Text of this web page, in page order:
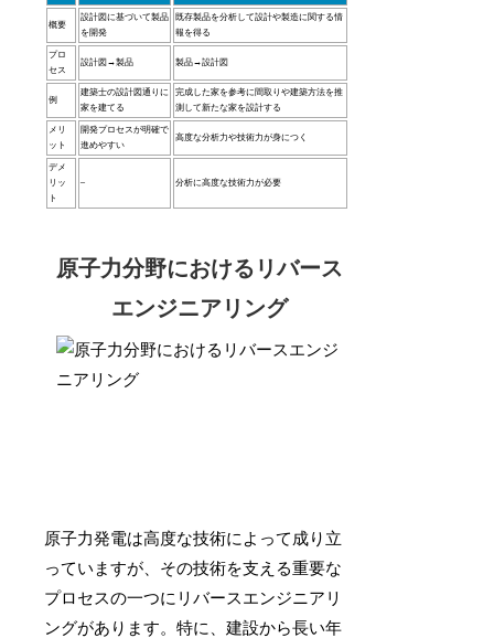
概要
設計図に基づいて製品
を開発
既存製品を分析して設計や製造に関する情
報を得る
プロ
セス
設計図→製品 製品→設計図
例
建築士の設計図通りに
家を建てる
完成した家を参考に間取りや建築方法を推
測して新たな家を設計する
メリ
ット
開発プロセスが明確で
進めやすい
高度な分析力や技術力が身につく
デメ
リッ
ト
– 分析に高度な技術力が必要
原子力分野におけるリバース
エンジニアリング
原子力発電は高度な技術によって成り立
っていますが、その技術を支える重要な
プロセスの一つにリバースエンジニアリ
ングがあります。特に、建設から長い年